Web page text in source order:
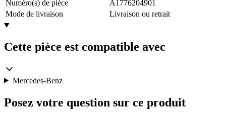
Numéro(s) de pièce
A1776204901
Mode de livraison
Livraison ou retrait
Cette pièce est compatible avec
Mercedes-Benz
Posez votre question sur ce produit